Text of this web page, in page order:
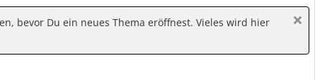
bevor Du ein neues Thema eröffnest. Vieles wird hier